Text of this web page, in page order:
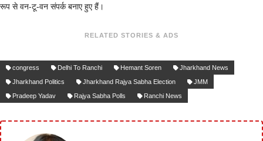
रूप से वन-टू-वन संपर्क बनाए हुए हैं।
RELATED STORIES & ADS
congress Delhi To Ranchi Hemant Soren
Jharkhand News
Jharkhand Politics
Jharkhand Rajya Sabha Election
JMM
Pradeep Yadav
Rajya Sabha Polls Ranchi News